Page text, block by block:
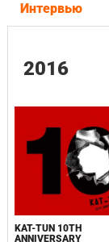
Интервью
2016
KAT-TUN 10TH
ANNIVERSARY